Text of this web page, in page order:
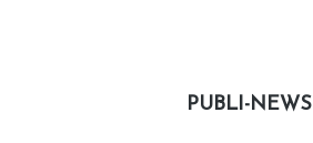
PUBLI-NEWS